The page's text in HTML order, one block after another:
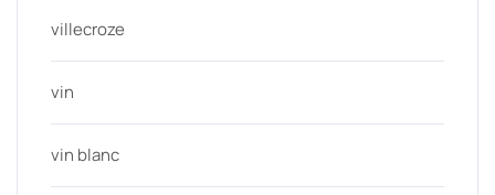
villecroze
vin
vin blanc